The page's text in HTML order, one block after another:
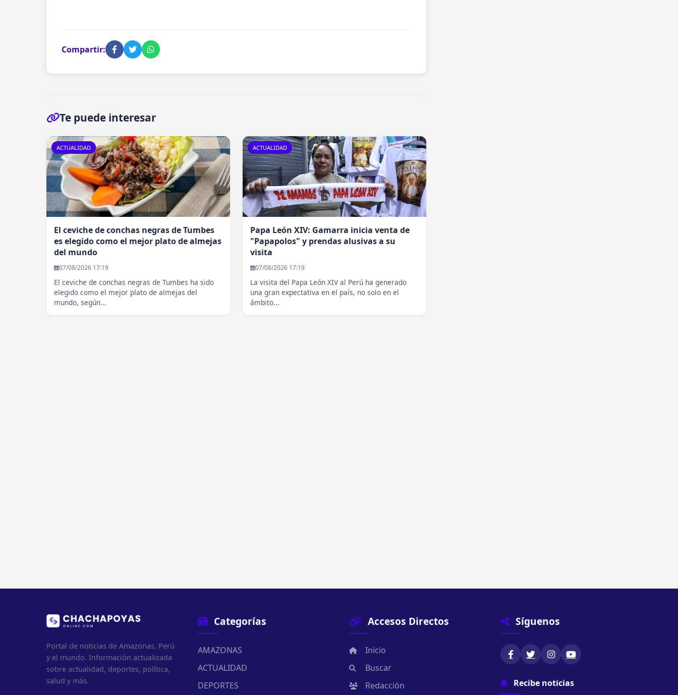
Compartir:
Te puede interesar
ACTUALIDAD
El ceviche de conchas negras de Tumbes
es elegido como el mejor plato de almejas
del mundo
07/08/2026 17:19
El ceviche de conchas negras de Tumbes ha sido
elegido como el mejor plato de almejas del
mundo, según...
ACTUALIDAD
Papa León XIV: Gamarra inicia venta de
"Papapolos" y prendas alusivas a su
visita
07/08/2026 17:19
La visita del Papa León XIV al Perú ha generado
una gran expectativa en el país, no solo en el
ámbito...
Portal de noticias de Amazonas, Perú
y el mundo. Información actualizada
sobre actualidad, deportes, política,
salud y más.
Categorías
AMAZONAS
ACTUALIDAD
DEPORTES
Accesos Directos
Inicio
Buscar
Redacción
Síguenos
Recibe noticias